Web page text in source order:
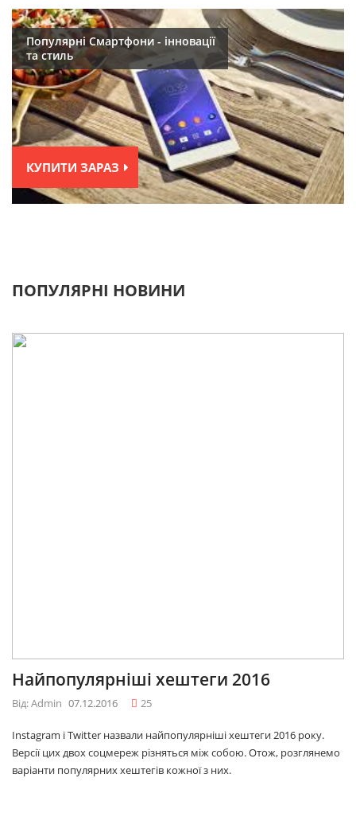
Популярні Смартфони - інновації
та стиль
КУПИТИ ЗАРАЗ
ПОПУЛЯРНІ НОВИНИ
Найпопулярніші хештеги 2016
Від: Admin 07.12.2016 25
Instagram і Twitter назвали найпопулярніші хештеги 2016 року.
Версії цих двох соцмереж різняться між собою. Отож, розглянемо
варіанти популярних хештегів кожної з них.